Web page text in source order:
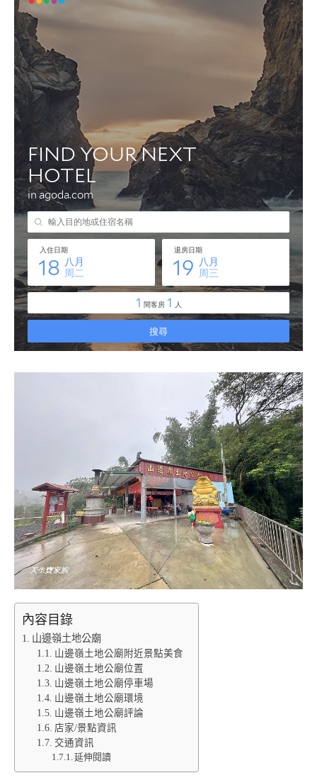
內容目錄
山邊嶺土地公廟
山邊嶺土地公廟附近景點美食
山邊嶺土地公廟位置
山邊嶺土地公廟停車場
山邊嶺土地公廟環境
山邊嶺土地公廟評論
店家/景點資訊
交通資訊
延伸閱讀